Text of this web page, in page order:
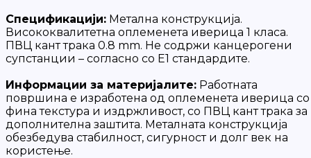
Спецификацији: Метална конструкција.
Висококвалитетна оплеменета иверица 1 класа.
ПВЦ кант трака 0.8 mm. Не содржи канцерогени
супстанции – согласно со E1 стандардите.
Информации за материјалите: Работната
површина е изработена од оплеменета иверица со
фина текстура и издржливост, со ПВЦ кант трака за
дополнителна заштита. Металната конструкција
обезбедува стабилност, сигурност и долг век на
користење.